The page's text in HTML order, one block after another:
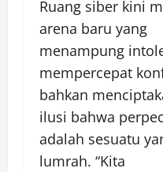
Ruang siber kini
arena baru yang
menampung
mempercepat
bahkan
ilusi bahwa
adalah sesuatu
lumrah. “Kita